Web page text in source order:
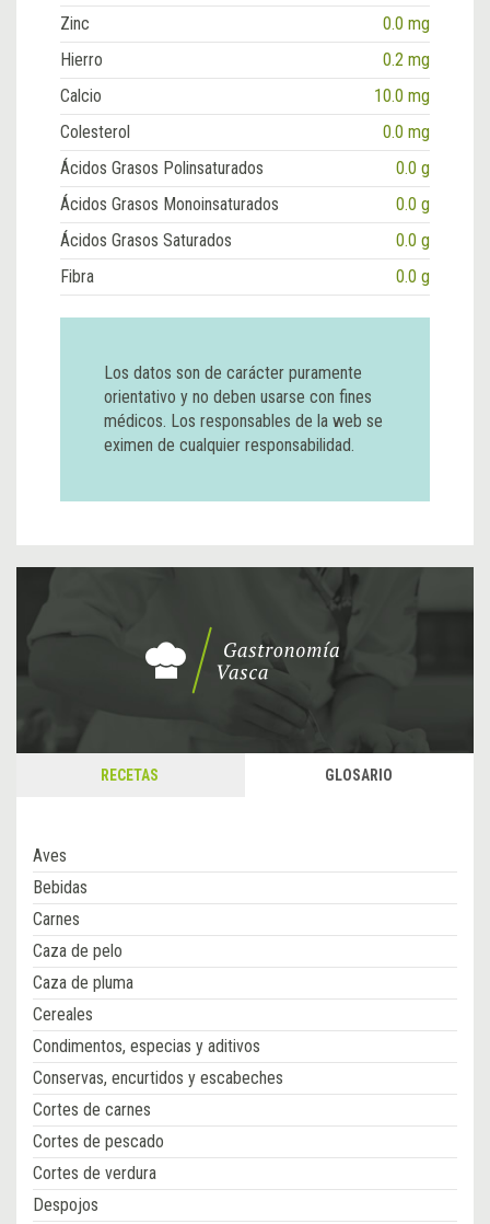
Zinc
0.0 mg
Hierro
0.2 mg
Calcio
10.0 mg
Colesterol
0.0 mg
Ácidos Grasos Polinsaturados
0.0 g
Ácidos Grasos Monoinsaturados
0.0 g
Ácidos Grasos Saturados
0.0 g
Fibra
0.0 g
Los datos son de carácter puramente
orientativo y no deben usarse con fines
médicos. Los responsables de la web se
eximen de cualquier responsabilidad.
RECETAS GLOSARIO
Aves
Bebidas
Carnes
Caza de pelo
Caza de pluma
Cereales
Condimentos, especias y aditivos
Conservas, encurtidos y escabeches
Cortes de carnes
Cortes de pescado
Cortes de verdura
Despojos